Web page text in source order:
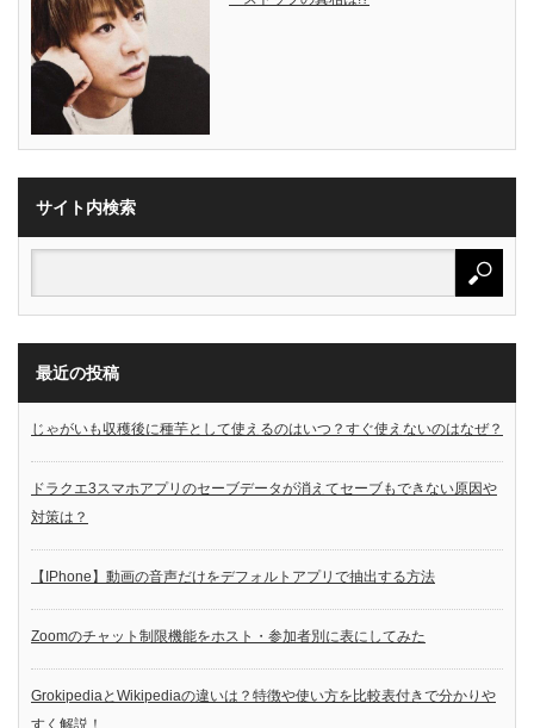
サイト内検索
最近の投稿
じゃがいも収穫後に種芋として使えるのはいつ？すぐ使えないのはなぜ？
ドラクエ3スマホアプリのセーブデータが消えてセーブもできない原因や
対策は？
【IPhone】動画の音声だけをデフォルトアプリで抽出する方法
Zoomのチャット制限機能をホスト・参加者別に表にしてみた
GrokipediaとWikipediaの違いは？特徴や使い方を比較表付きで分かりや
すく解説！